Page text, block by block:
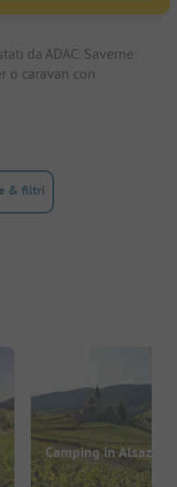
da ADAC. Saverne:
o caravan con
& filtri
Camping in Alsazia